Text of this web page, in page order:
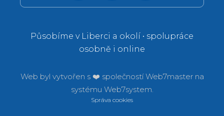
Působíme v Liberci a okolí • spolupráce
osobně i online
Web byl vytvořen s ❤️ společnostíWeb7master na
systému Web7system.
Správa cookies